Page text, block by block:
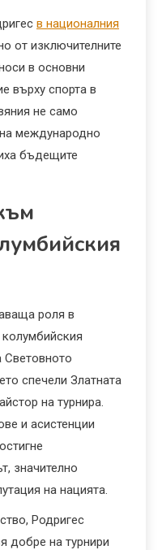
в националния
от изключителните
в основни
върху спорта в
не само
международно
бъдещите
роля в
Световното
спечели Златната
на турнира.
и асистенции
значително
на нацията.
Родригес
добре на турнири